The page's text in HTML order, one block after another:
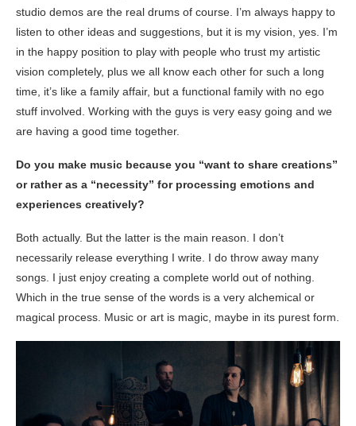
studio demos are the real drums of course. I’m always happy to
listen to other ideas and suggestions, but it is my vision, yes. I’m
in the happy position to play with people who trust my artistic
vision completely, plus we all know each other for such a long
time, it’s like a family affair, but a functional family with no ego
stuff involved. Working with the guys is very easy going and we
are having a good time together.
Do you make music because you “want to share creations”
or rather as a “necessity” for processing emotions and
experiences creatively?
Both actually. But the latter is the main reason. I don’t
necessarily release everything I write. I do throw away many
songs. I just enjoy creating a complete world out of nothing.
Which in the true sense of the words is a very alchemical or
magical process. Music or art is magic, maybe in its purest form.